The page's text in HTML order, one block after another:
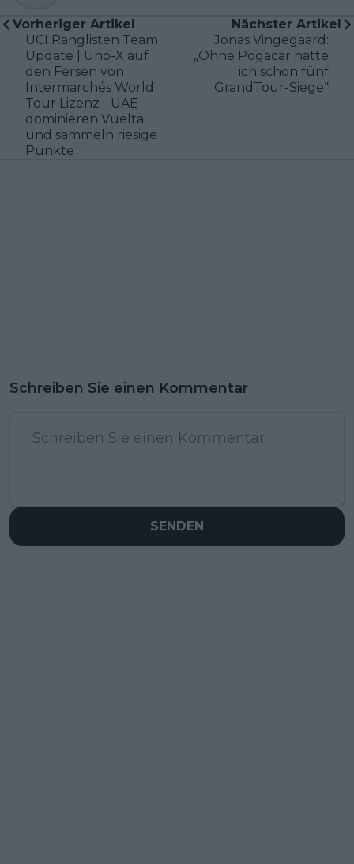
Vorheriger Artikel
UCI Ranglisten Team
Update | Uno-X auf
den Fersen von
Intermarchés World
Tour Lizenz - UAE
dominieren Vuelta
und sammeln riesige
Punkte
Nächster Artikel
Jonas Vingegaard:
„Ohne Pogacar hätte
ich schon fünf
GrandTour-Siege“
Schreiben Sie einen Kommentar
SENDEN